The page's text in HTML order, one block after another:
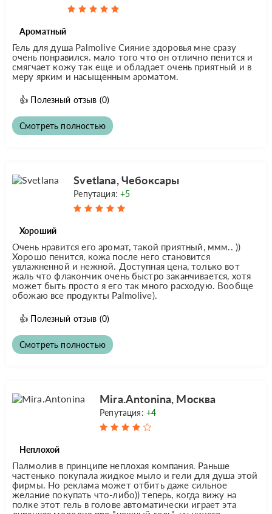
Ароматный
Гель для душа Palmolive Сияние здоровья мне сразу
очень понравился. мало того что он отлично пенится и
смягчает кожу так еще и обладает очень приятный и в
меру ярким и насыщенным ароматом.
👍 Полезный отзыв (0)
Смотреть полностью
Svetlana, Чебоксары
Репутация:+5
Хороший
Очень нравится его аромат, такой приятный, ммм.. ))
Хорошо пенится, кожа после него становится
увлажненной и нежной. Доступная цена, только вот
жаль что флакончик очень быстро заканчивается, хотя
может быть просто я его так много расходую. Вообще
обожаю все продукты Palmolive).
👍 Полезный отзыв (0)
Смотреть полностью
Mira.Antonina, Москва
Репутация: +4
Неплохой
Палмолив в принципе неплохая компания. Раньше
частенько покупала жидкое мыло и гели для душа этой
фирмы. Но реклама может отбить даже сильное
желание покупать что-либо)) теперь, когда вижу на
полке этот гель в голове автоматически играет эта